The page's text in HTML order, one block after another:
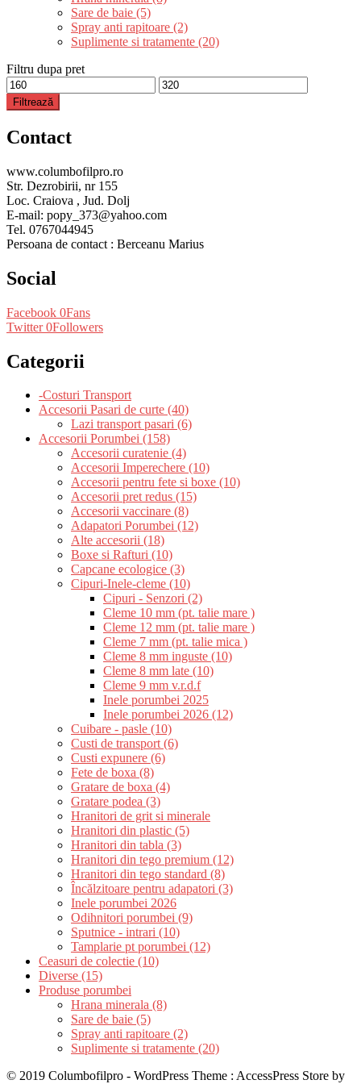
Sare de baie (5)
Spray anti rapitoare (2)
Suplimente si tratamente (20)
Filtru dupa pret
Preț
minim
Preț
maxim
Filtrează
Contact
www.columbofilpro.ro
Str. Dezrobirii, nr 155
Loc. Craiova , Jud. Dolj
E-mail: popy_373@yahoo.com
Tel. 0767044945
Persoana de contact : Berceanu Marius
Social
Facebook 0Fans
Twitter 0Followers
Categorii
-Costuri Transport
Accesorii Pasari de curte (40)
Lazi transport pasari (6)
Accesorii Porumbei (158)
Accesorii curatenie (4)
Accesorii Imperechere (10)
Accesorii pentru fete si boxe (10)
Accesorii pret redus (15)
Accesorii vaccinare (8)
Adapatori Porumbei (12)
Alte accesorii (18)
Boxe si Rafturi (10)
Capcane ecologice (3)
Cipuri-Inele-cleme (10)
Cipuri - Senzori (2)
Cleme 10 mm (pt. talie mare )
Cleme 12 mm (pt. talie mare )
Cleme 7 mm (pt. talie mica )
Cleme 8 mm inguste (10)
Cleme 8 mm late (10)
Cleme 9 mm v.r.d.f
Inele porumbei 2025
Inele porumbei 2026 (12)
Cuibare - pasle (10)
Custi de transport (6)
Custi expunere (6)
Fete de boxa (8)
Gratare de boxa (4)
Gratare podea (3)
Hranitori de grit si minerale
Hranitori din plastic (5)
Hranitori din tabla (3)
Hranitori din tego premium (12)
Hranitori din tego standard (8)
Încălzitoare pentru adapatori (3)
Inele porumbei 2026
Odihnitori porumbei (9)
Sputnice - intrari (10)
Tamplarie pt porumbei (12)
Ceasuri de colectie (10)
Diverse (15)
Produse porumbei
Hrana minerala (8)
Sare de baie (5)
Spray anti rapitoare (2)
Suplimente si tratamente (20)
© 2019 Columbofilpro - WordPress Theme : AccessPress Store by